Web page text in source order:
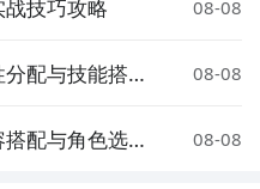
技巧攻略 08-08
配与技能搭配
08-08
配与角色选择
08-08